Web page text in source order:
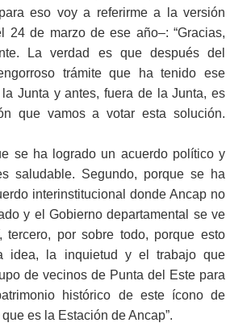
eso voy a referirme a la versión
24 de marzo de ese año‒: “Gracias,
La verdad es que después del
trámite que ha tenido ese
Junta y antes, fuera de la Junta, es
que vamos a votar esta solución.
se ha logrado un acuerdo político y
saludable. Segundo, porque se ha
interinstitucional donde Ancap no
y el Gobiernodepartamental se ve
tercero, por sobre todo, porque esto
idea, la inquietud y el trabajo que
de vecinos de Punta del Este para
histórico de este ícono de
es la Estación de Ancap”.